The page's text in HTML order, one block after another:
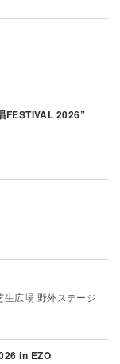
FESTIVAL 2026”
広場 野外ステージ
in EZO